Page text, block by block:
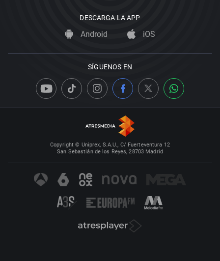
DESCARGA LA APP
Android iOS
SÍGUENOS EN
Copyright © Uniprex, S.A.U., C/ Fuerteventura 12
San Sebastián de los Reyes, 28703 Madrid